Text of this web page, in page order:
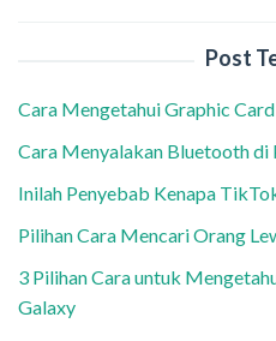
Post
Cara Mengetahui Graphic
Cara Menyalakan Bluetooth di
Inilah Penyebab Kenapa
Pilihan Cara Mencari Orang
3 Pilihan Cara untuk
Galaxy